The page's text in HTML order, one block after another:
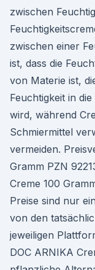
zwischen
zwischen einer
ist, dass die
von Materie ist,
Feuchtigkeit in
wird, während
Schmiermittel
vermeiden.
Gramm PZN
Creme 100
Preise sind nur
von den
jeweiligen
DOC ARNIKA